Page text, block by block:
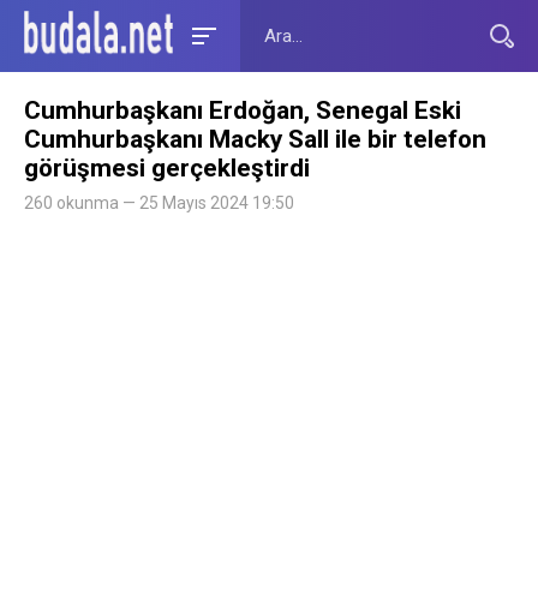
Cumhurbaşkanı Erdoğan, Senegal Eski
Cumhurbaşkanı Macky Sall ile bir telefon
görüşmesi gerçekleştirdi
260 okunma — 25 Mayıs 2024 19:50